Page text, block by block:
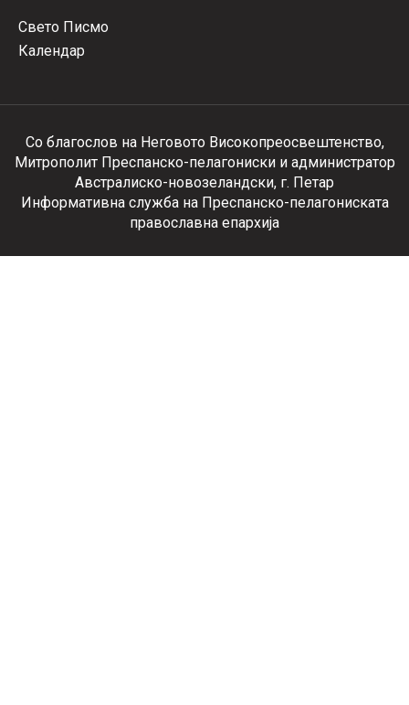
Свето Писмо
Календар
Со благослов на Неговото Високопреосвештенство,
Митрополит Преспанско-пелагониски и администратор
Австралиско-новозеландски, г. Петар
Информативна служба на Преспанско-пелагониската
православна епархија